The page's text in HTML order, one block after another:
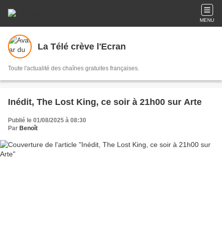
MENU
La Télé crève l'Ecran
Toute l'actualité des chaînes gratuites françaises.
Inédit, The Lost King, ce soir à 21h00 sur Arte
Publié le 01/08/2025 à 08:30
Par Benoît